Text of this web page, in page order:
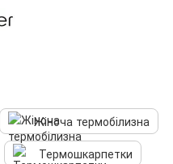
Жіноча термобілизна
Термошкарпетки